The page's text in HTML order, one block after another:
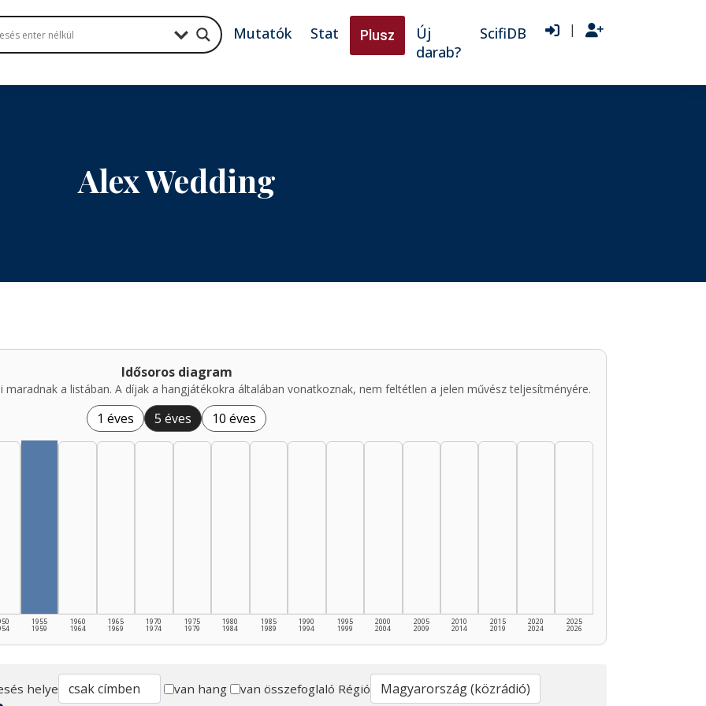
Mutatók Stat Plusz
Új
darab?
ScifiDB |
Alex Wedding
Idősoros diagram
a listában. A díjak a hangjátékokra általában vonatkoznak, nem feltétlen a jelen művész teljesítményére.
1 éves 5 éves 10 éves
1955
1959
1960
1964
1965
1969
1970
1974
1975
1979
1980
1984
1985
1989
1990
1994
1995
1999
2000
2004
2005
2009
2010
2014
2015
2019
2020
2024
2025
2026
helye van hang van összefoglaló Régió